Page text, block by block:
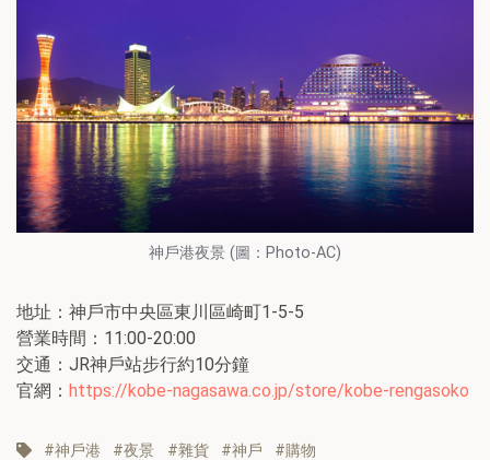
神戶港夜景 (圖：Photo-AC)
地址：神戶市中央區東川區崎町1-5-5
營業時間：11:00-20:00
交通：JR神戶站步行約10分鐘
官網： https://kobe-nagasawa.co.jp/store/kobe-rengasoko
神戶港 夜景 雜貨 神戶 購物